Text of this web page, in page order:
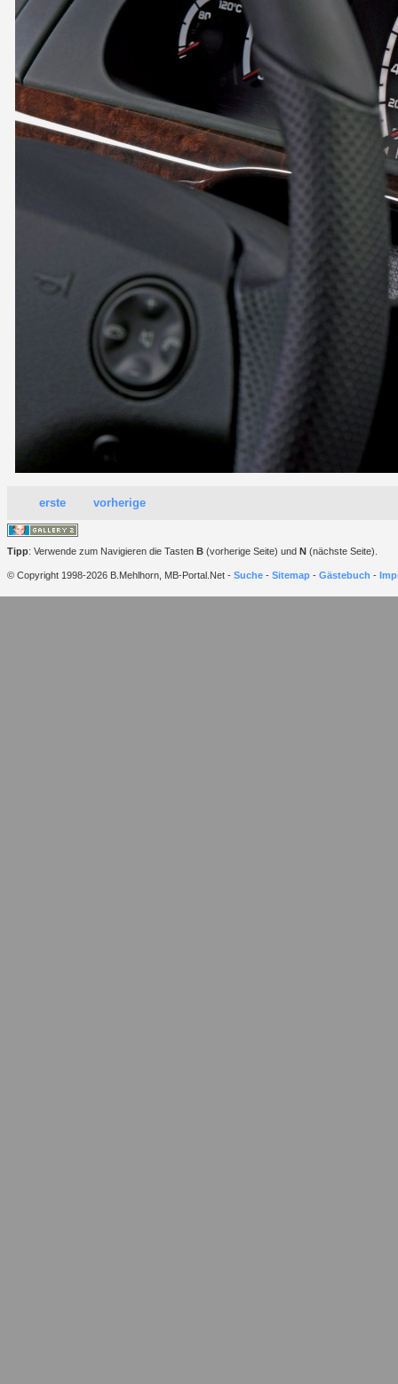
erste vorherige
Tipp: Verwende zum Navigieren die Tasten B (vorherige Seite) und N (nächste Seite).
© Copyright 1998-2026 B.Mehlhorn, MB-Portal.Net - Suche - Sitemap - Gästebuch -